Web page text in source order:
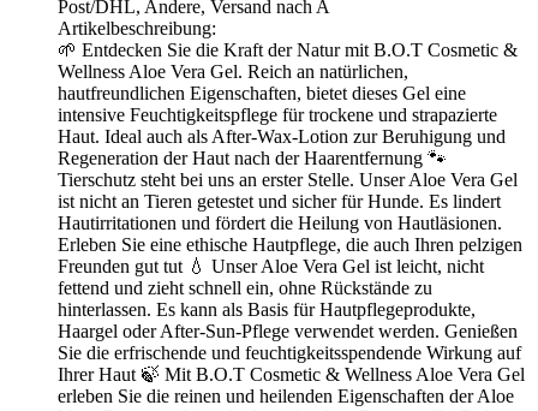
Post/DHL, Andere, Versand nach A
Artikelbeschreibung:
🌱 Entdecken Sie die Kraft der Natur mit B.O.T Cosmetic &
Wellness Aloe Vera Gel. Reich an natürlichen,
hautfreundlichen Eigenschaften, bietet dieses Gel eine
intensive Feuchtigkeitspflege für trockene und strapazierte
Haut. Ideal auch als After-Wax-Lotion zur Beruhigung und
Regeneration der Haut nach der Haarentfernung 🐾
Tierschutz steht bei uns an erster Stelle. Unser Aloe Vera Gel
ist nicht an Tieren getestet und sicher für Hunde. Es lindert
Hautirritationen und fördert die Heilung von Hautläsionen.
Erleben Sie eine ethische Hautpflege, die auch Ihren pelzigen
Freunden gut tut 💧 Unser Aloe Vera Gel ist leicht, nicht
fettend und zieht schnell ein, ohne Rückstände zu
hinterlassen. Es kann als Basis für Hautpflegeprodukte,
Haargel oder After-Sun-Pflege verwendet werden. Genießen
Sie die erfrischende und feuchtigkeitsspendende Wirkung auf
Ihrer Haut 🍃 Mit B.O.T Cosmetic & Wellness Aloe Vera Gel
erleben Sie die reinen und heilenden Eigenschaften der Aloe